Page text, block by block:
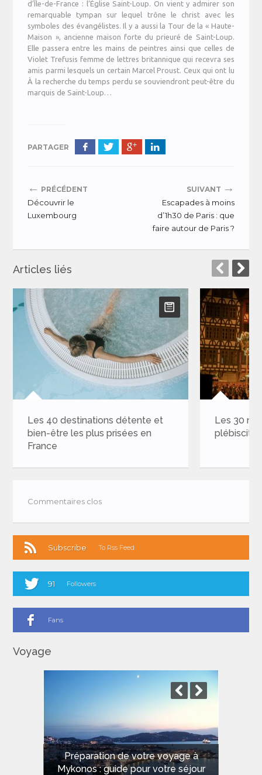
d’Île-de-France : l’Église Saint-Loup. On vient y admirer son
remarquable tympan sur lequel trône le christ avec les
symboles des évangélistes. Il y a aussi la Tour de la « Haute-
Maison », ancienne maison forte du prieuré de Saint-Loup.
Elle passera entre les mains de peintres ainsi que celles de
Violet Trefusis femme de lettres britannique qui recevra ses
amis parmi lesquels un certain Marcel Proust. Ceux qui ont lu
À la recherche du temps perdu se souviendront peut-être du
marquis de Saint-Loup…
PARTAGER
← PRÉCÉDENT
Découvrir le
Luxembourg
SUIVANT →
Escapades à moins
d’1h30 de Paris : que
faire autour de Paris ?
Articles liés
détente et
plus prisées en
Les 30 marchés de Noël
plébiscités en 2024
Commentaires clos
Subscribe To Rss Feed
91 Followers
Fans
Voyage
Préparation de votre voyage à
Mykonos : guide pour votre séjour
Les meilleures plages de Sardaigne
pour des vacances de rêve